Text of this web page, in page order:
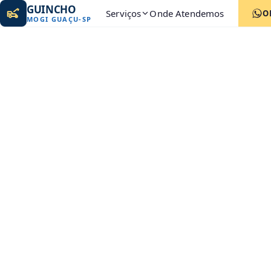
GUINCHO
MOGI GUAÇU-SP Serviços Onde Atendemos